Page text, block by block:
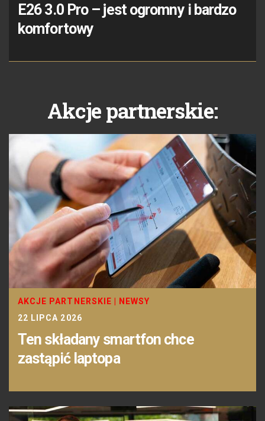
E26 3.0 Pro – jest ogromny i bardzo
komfortowy
Akcje partnerskie:
AKCJE PARTNERSKIE
NEWSY
22 LIPCA 2026
Ten składany smartfon chce
zastąpić laptopa